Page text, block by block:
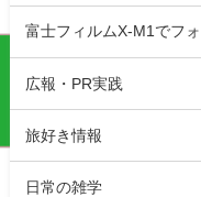
富士フィルムX-M1でフ
広報・PR実践
旅好き情報
日常の雑学